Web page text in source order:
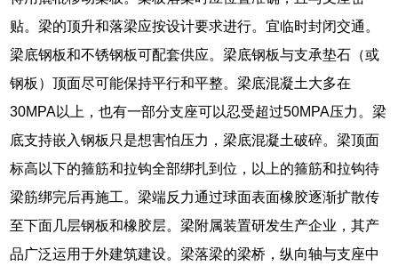
贴。梁的顶升和落梁应按设计要求进行。宜临时封闭交通。
梁底钢板和不锈钢板可配套供应。梁底钢板与支承垫石（或
钢板）顶面尽可能保持平行和平整。梁底混凝土大多在
30MPA以上，也有一部分支座可以忍受超过50MPA压力。梁
底支持嵌入钢板只是想害怕压力，梁底混凝土破碎。梁顶面
标高以下的箍筋和拉钩全部绑扎到位，以上的箍筋和拉钩待
梁筋绑完后再施工。梁端反力通过球面表面橡胶逐渐扩散传
至下面几层钢板和橡胶层。梁附属装置研发生产企业，其产
品广泛运用于外建筑建设。梁落梁的梁桥，纵向轴与支座中